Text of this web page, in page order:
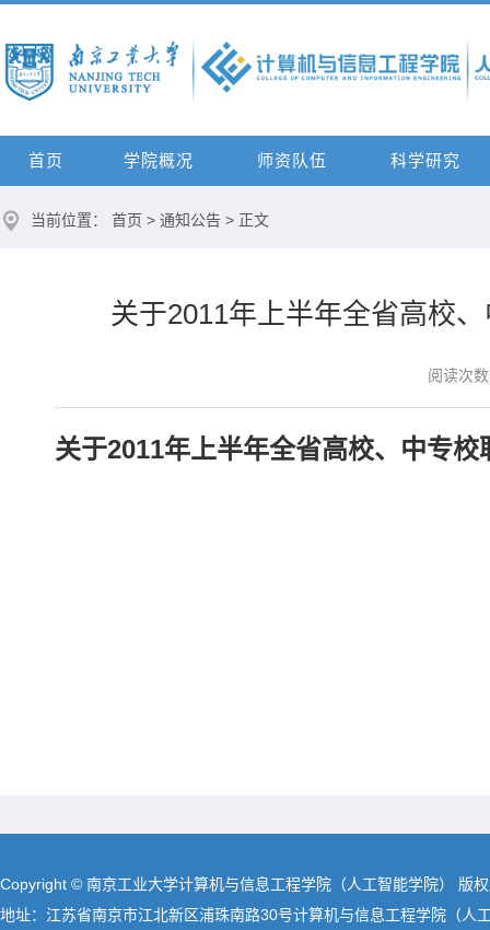
首页 学院概况 师资队伍 科学研究
当前位置： 首页 > 通知公告 > 正文
关于2011年上半年全省高校
阅读次
关于2011年上半年全省高校、中专校
Copyright © 南京工业大学计算机与信息工程学院（人工智能学院） 版
地址：江苏省南京市江北新区浦珠南路30号计算机与信息工程学院（人